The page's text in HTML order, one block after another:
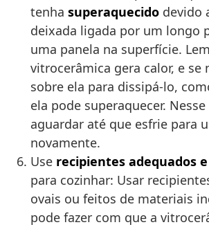
tenha superaquecido devido
deixada ligada por um longo
uma panela na superfície.
vitrocerâmica gera calor, e se
sobre ela para dissipá-lo,
ela pode superaquecer.
aguardar até que esfrie para
novamente.
Use recipientes adequados
para cozinhar: Usar
ovais ou feitos de materiais
pode fazer com que a